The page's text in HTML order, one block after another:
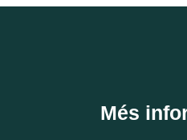
Més